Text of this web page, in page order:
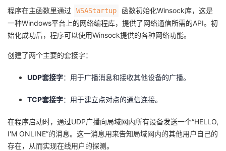
程序在主函数里通过 WSAStartup
函数初始化Winsock库，这是
一种Windows平台上的网络编程库，提供了网络通信所需的API。初
始化成功后，程序可以使用Winsock提供的各种网络功能。
创建了两个主要的套接字：
UDP套接字：用于广播消息和接收其他设备的广播。
TCP套接字：用于建立点对点的通信连接。
在程序启动时，通过UDP广播向局域网内所有设备发送一个“HELLO,
I'M ONLINE”的消息。这一消息用来告知局域网内的其他用户自己的
存在，从而实现在线用户的探测。